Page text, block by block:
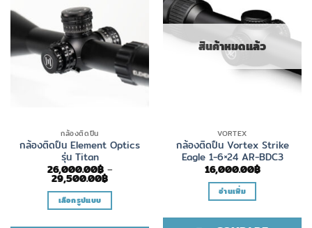
may
be
chosen
on
the
กล้องติดปืน
กล้องติดปืน Element Optics
รุ่น Titan
26,000.00฿ –
29,500.00฿Price
26,000.00฿
through
29,500.00฿
เลือกรูปแบบ
สินค้าหมดแล้ว
VORTEX
กล้องติดปืน Vortex Strike
Eagle 1-6×24 AR-BDC3
16,000.00฿
อ่านเพิ่ม